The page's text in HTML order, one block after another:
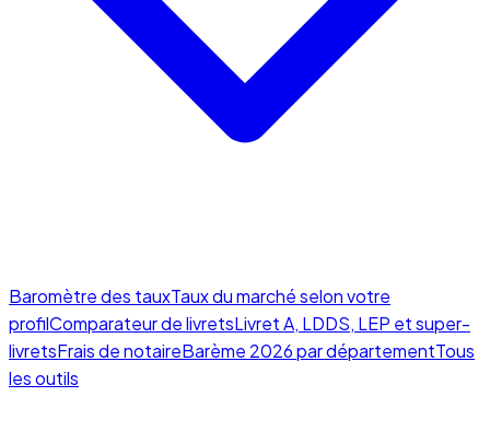
Baromètre des tauxTaux du marché selon votre
profilComparateur de livretsLivret A, LDDS, LEP et super-
livretsFrais de notaireBarème 2026 par départementTous
les outils